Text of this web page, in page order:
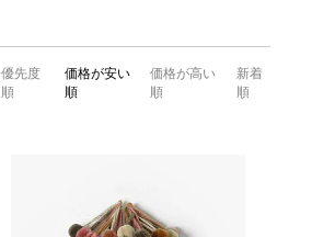
優先度
順
価格が安い
順
価格が高い
順
新着
順